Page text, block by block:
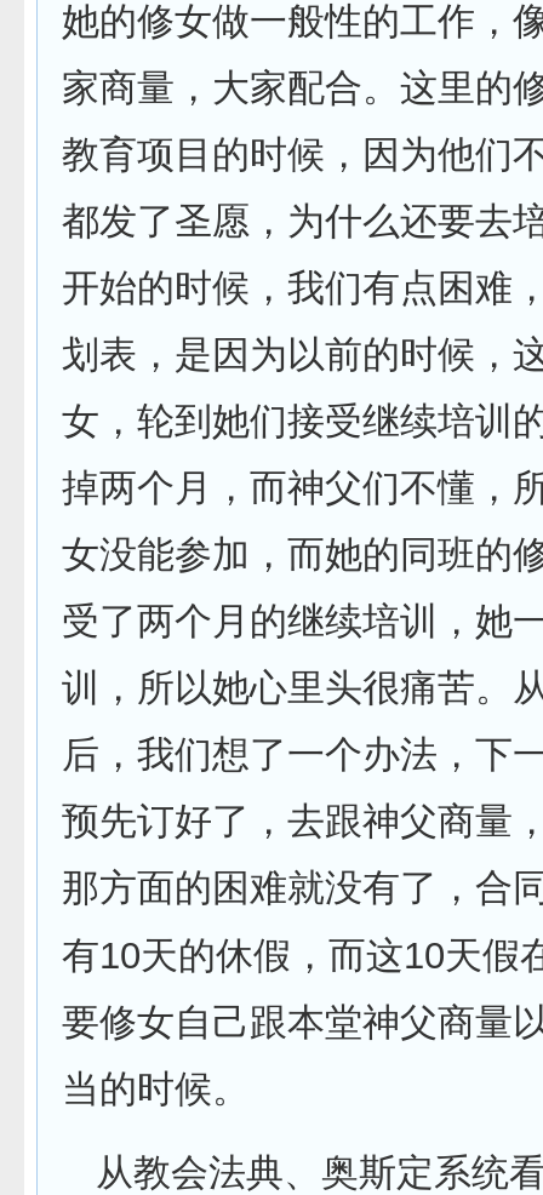
她的修女做一般性的工作，
家商量，大家配合。这里的
教育项目的时候，因为他们
都发了圣愿，为什么还要去
开始的时候，我们有点困难
划表，是因为以前的时候，
女，轮到她们接受继续培训
掉两个月，而神父们不懂，
女没能参加，而她的同班的
受了两个月的继续培训，她
训，所以她心里头很痛苦。
后，我们想了一个办法，下
预先订好了，去跟神父商量
那方面的困难就没有了，合
有10天的休假，而这10天假
要修女自己跟本堂神父商量
当的时候。
从教会法典、奥斯定系统